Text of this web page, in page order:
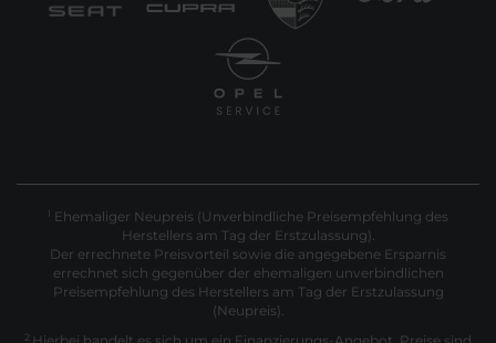
1 Ehemaliger Neupreis (Unverbindliche Preisempfehlung des
Herstellers am Tag der Erstzulassung).
Der errechnete Preisvorteil sowie die angegebene Ersparnis
errechnet sich gegenüber der ehemaligen unverbindlichen
Preisempfehlung des Herstellers am Tag der Erstzulassung
(Neupreis).
2